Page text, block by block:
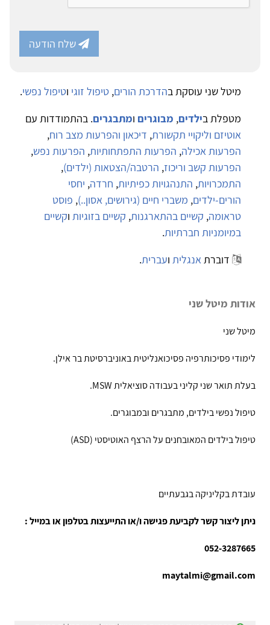
שלח הודעה
מיטל שני עוסקת בהדרכת הורים, טיפול זוגי וטיפול נפשי.
מטפלת בילדים, מבוגרים ומתבגרים. בהתמודדות עם
אוטיזם וליקויי תקשורת, דיכאון והפרעות מצב רוח,
הפרעות אכילה, הפרעות התפתחותיות, הפרעות נפש,
הפרעות קשב וריכוז, הרטבה/הצטאות (ילדים),
התמכרויות, התנהגויות כפיתיות, חרדה, יחסי
הורים-ילדים, משברי חיים (גירושים, אסון..), פוסט
טראומה, קשיים בהתארגנות, קשיים בזוגיות וקשיים
במיומניות חברתיות.
דוברתאנגלית ועברית.
אודות מיטל שני
מיטל שני
לימודי פסיכותרפיה פסיכואנליטית באוניברסיטת בר אילן.
בעלת תואר שני קליני בעבודה סוציאלית MSW.
טיפול נפשי בילדים, מתבגרים ובמבוגרים.
טיפול בילדים המאובחנים על הרצף האוטיסטי (ASD)
עובדת בקליניקה בגבעתיים
ניתן ליצור קשר לקביעת פגישה ו/או התייעצות בטלפון או במייל :
052-3287665
maytalmi@gmail.com